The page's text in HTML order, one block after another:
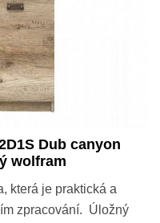
Dub canyon
wolfram
která je praktická a
zpracování. Úložný